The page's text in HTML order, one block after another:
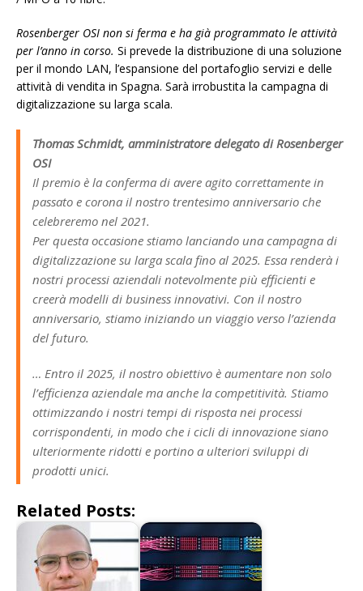
Rosenberger OSI non si ferma e ha già programmato le attività
per l’anno in corso. Si prevede la distribuzione di una soluzione
per il mondo LAN, l’espansione del portafoglio servizi e delle
attività di vendita in Spagna. Sarà irrobustita la campagna di
digitalizzazione su larga scala.
Thomas Schmidt, amministratore delegato di Rosenberger
OSI
Il premio è la conferma di avere agito correttamente in
passato e corona il nostro trentesimo anniversario che
celebreremo nel 2021.
Per questa occasione stiamo lanciando una campagna di
digitalizzazione su larga scala fino al 2025. Essa renderà i
nostri processi aziendali notevolmente più efficienti e
creerà modelli di business innovativi. Con il nostro
anniversario, stiamo iniziando un viaggio verso l’azienda
del futuro.
… Entro il 2025, il nostro obiettivo è aumentare non solo
l’efficienza aziendale ma anche la competitività. Stiamo
ottimizzando i nostri tempi di risposta nei processi
corrispondenti, in modo che i cicli di innovazione siano
ulteriormente ridotti e portino a ulteriori sviluppi di
prodotti unici.
Related Posts: